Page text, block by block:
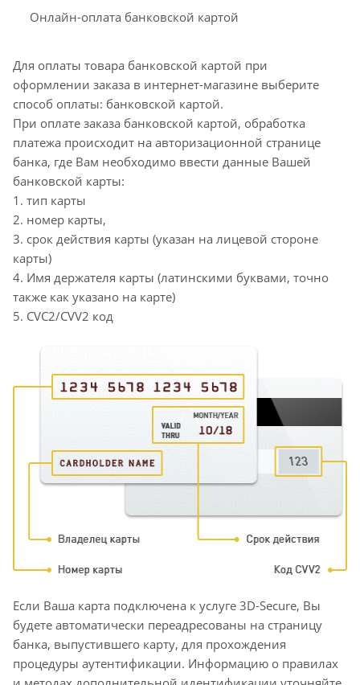
Онлайн-оплата банковской картой
Для оплаты товара банковской картой при
оформлении заказа в интернет-магазине выберите
способ оплаты: банковской картой.
При оплате заказа банковской картой, обработка
платежа происходит на авторизационной странице
банка, где Вам необходимо ввести данные Вашей
банковской карты:
1. тип карты
2. номер карты,
3. срок действия карты (указан на лицевой стороне
карты)
4. Имя держателя карты (латинскими буквами, точно
также как указано на карте)
5. CVC2/CVV2 код
Если Ваша карта подключена к услуге 3D-Secure, Вы
будете автоматически переадресованы на страницу
банка, выпустившего карту, для прохождения
процедуры аутентификации. Информацию о правилах